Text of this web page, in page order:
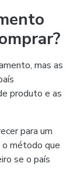
mas as
produto e as
para um
método que
se o país